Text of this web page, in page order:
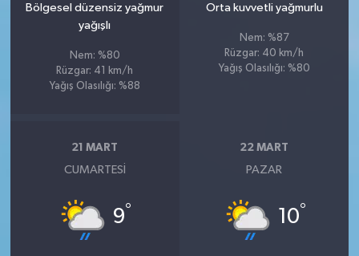
Bölgesel düzensiz yağmur
yağışlı
Nem: %80
Rüzgar: 41 km/h
Yağış Olasılığı: %88
Orta kuvvetli yağmurlu
Nem: %87
Rüzgar: 40 km/h
Yağış Olasılığı: %80
21 MART
CUMARTESI
9°
22 MART
PAZAR
10°